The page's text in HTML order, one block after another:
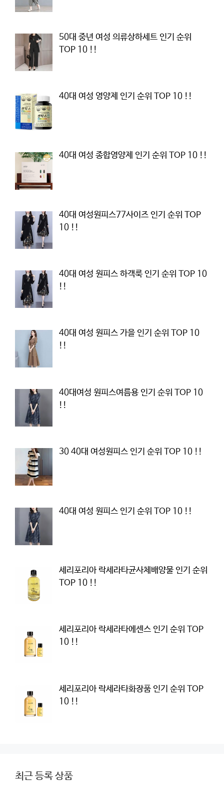
50대 중년 여성 의류상하세트 인기 순위
TOP 10 !!
40대 여성 영양제 인기 순위 TOP 10 !!
40대 여성 종합영양제 인기 순위 TOP 10 !!
40대 여성원피스77사이즈 인기 순위 TOP
10 !!
40대 여성 원피스 하객룩 인기 순위 TOP 10
!!
40대 여성 원피스 가을 인기 순위 TOP 10
!!
40대여성 원피스여름용 인기 순위 TOP 10
!!
30 40대 여성원피스 인기 순위 TOP 10 !!
40대 여성 원피스 인기 순위 TOP 10 !!
세리포리아 락세라타균사체배양물 인기 순위
TOP 10 !!
세리포리아 락세라타에센스 인기 순위 TOP
10 !!
세리포리아 락세라타화장품 인기 순위 TOP
10 !!
최근 등록 상품